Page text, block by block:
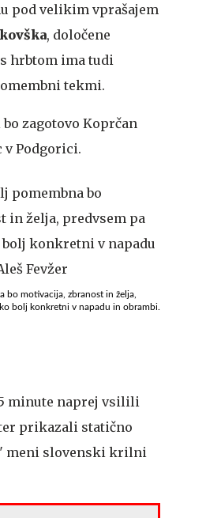
pod velikim vprašajem
, določene
hrbtom ima tudi
tekmi.
zagotovo Koprčan
Podgorici.
bo motivacija, zbranost in želja,
bolj konkretni v napadu in obrambi.
minute naprej vsilili
prikazali statično
meni slovenski krilni